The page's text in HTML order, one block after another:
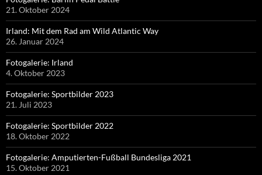
21. Oktober 2024
Irland: Mit dem Rad am Wild Atlantic Way
26. Januar 2024
Fotogalerie: Irland
4. Oktober 2023
Fotogalerie: Sportbilder 2023
21. Juli 2023
Fotogalerie: Sportbilder 2022
18. Oktober 2022
Fotogalerie: Amputierten-Fußball Bundesliga 2021
15. Oktober 2021